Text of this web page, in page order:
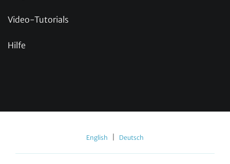
Video-Tutorials
Hilfe
English Deutsch